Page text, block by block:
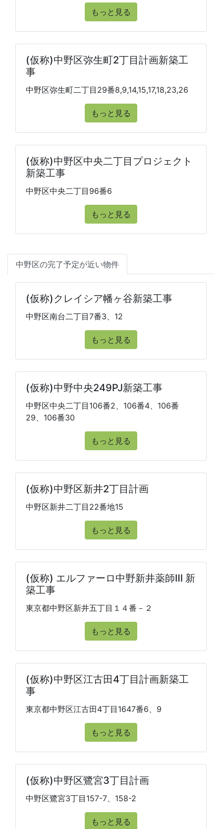
もっと見る
(仮称)中野区弥生町2丁目計画新築工
事
中野区弥生町二丁目29番8,9,14,15,17,18,23,26
もっと見る
(仮称)中野区中央二丁目プロジェクト
新築工事
中野区中央二丁目96番6
もっと見る
中野区の完了予定が近い物件
(仮称)クレイシア幡ヶ谷新築工事
中野区南台二丁目7番3、12
もっと見る
(仮称)中野中央249PJ新築工事
中野区中央二丁目106番2、106番4、106番
29、106番30
もっと見る
(仮称)中野区新井2丁目計画
中野区新井二丁目22番地15
もっと見る
(仮称) エルファーロ中野新井薬師Ⅲ 新
築工事
東京都中野区新井五丁目１４番－２
もっと見る
(仮称)中野区江古田4丁目計画新築工
事
東京都中野区江古田4丁目1647番6、9
もっと見る
(仮称)中野区鷺宮3丁目計画
中野区鷺宮3丁目157-7、158-2
もっと見る